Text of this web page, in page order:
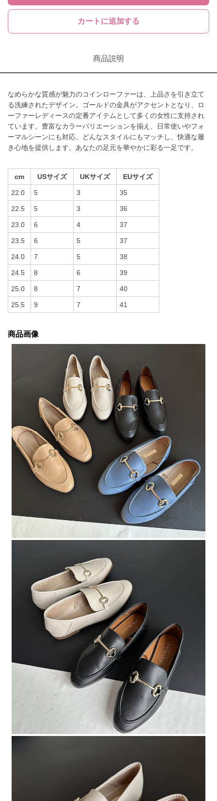
カートに追加する
商品説明
なめらかな質感が魅力のコインローファーは、上品さを引き立て
る洗練されたデザイン。ゴールドの金具がアクセントとなり、ロ
ーファーレディースの定番アイテムとして多くの女性に支持され
ています。豊富なカラーバリエーションを揃え、日常使いやフォ
ーマルシーンにも対応。どんなスタイルにもマッチし、快適な履
き心地を提供します。あなたの足元を華やかに彩る一足です。
cm USサイズ UKサイズ EUサイズ
22.0 5 3 35
22.5 5 3 36
23.0 6 4 37
23.5 6 5 37
24.0 7 5 38
24.5 8 6 39
25.0 8 7 40
25.5 9 7 41
商品画像